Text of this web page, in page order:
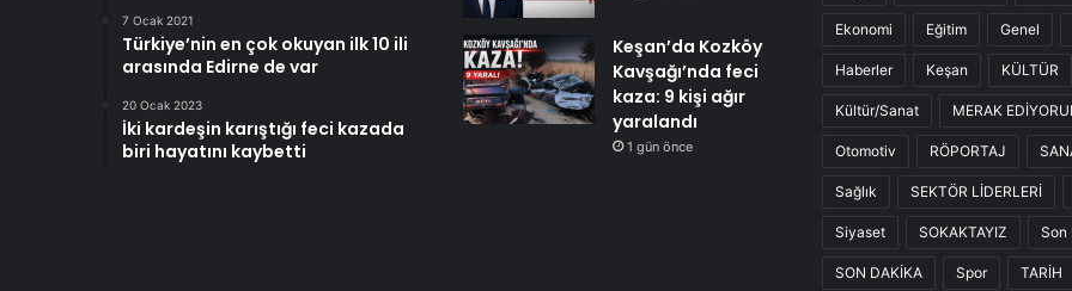
7 Ocak 2021
Türkiye’nin en çok okuyan ilk 10 ili
arasında Edirne de var
20 Ocak 2023
İki kardeşin karıştığı feci kazada
biri hayatını kaybetti
Keşan’da Kozköy
Kavşağı’nda feci
kaza: 9 kişi ağır
yaralandı
1 gün önce
Ekonomi Eğitim Genel
Haberler Keşan KÜLTÜR
Kültür/Sanat MERAK
Otomotiv RÖPORTAJ
Sağlık SEKTÖR LİDERLERİ
Siyaset SOKAKTAYIZ Son
SON DAKİKA Spor TARİH